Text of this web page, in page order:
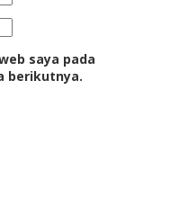
saya pada
berikutnya.